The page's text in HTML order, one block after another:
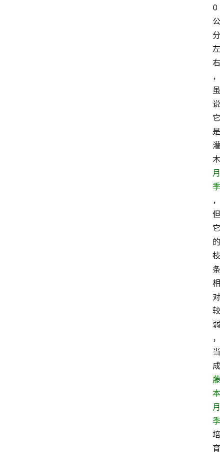
0
公
分
左
右
，
虽
说
它
是
灌
木
月
季
，
但
它
的
枝
条
相
对
较
弱
，
当
成
藤
本
月
季
培
育